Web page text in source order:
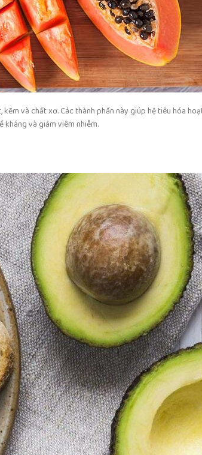
và chất xơ. Các thành phần này giúp hệ tiêu hóa
kháng và giảm viêm nhiễm.